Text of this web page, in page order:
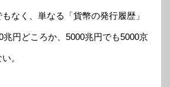
なく、単なる「貨幣の発行履歴」
兆円どころか、5000兆円でも5000京
。